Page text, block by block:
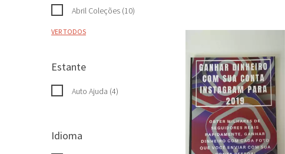
Abril Coleções (10)
VER TODOS
Estante
Auto Ajuda (4)
Idioma